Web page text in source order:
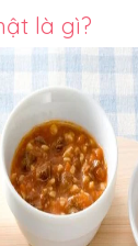
là gì?